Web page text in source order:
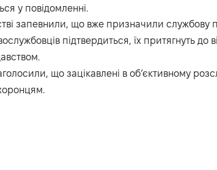
у повідомленні.
запевнили, що вже призначили службову
підтвердиться, їх притягнуть до
що зацікавлені в об’єктивному